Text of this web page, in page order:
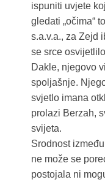
ispuniti uvjete
gledati „očima“
s.a.v.a., za Zejd
se srce
Dakle, njegovo
spoljašnje.
svjetlo imana
prolazi Berzah,
svijeta.
Srodnost
ne može se
postojala ni